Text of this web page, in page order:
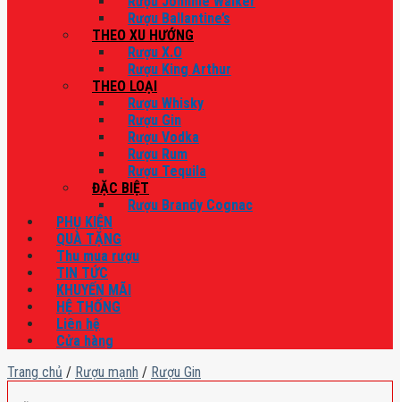
Rượu Ballantine’s
THEO XU HƯỚNG
Rượu X.O
Rượu King Arthur
THEO LOẠI
Rượu Whisky
Rượu Gin
Rượu Vodka
Rượu Rum
Rượu Tequila
ĐẶC BIỆT
Rượu Brandy Cognac
PHỤ KIỆN
QUÀ TẶNG
Thu mua rượu
TIN TỨC
KHUYẾN MÃI
HỆ THỐNG
Liên hệ
Cửa hàng
Trang chủ / Rượu mạnh / Rượu Gin